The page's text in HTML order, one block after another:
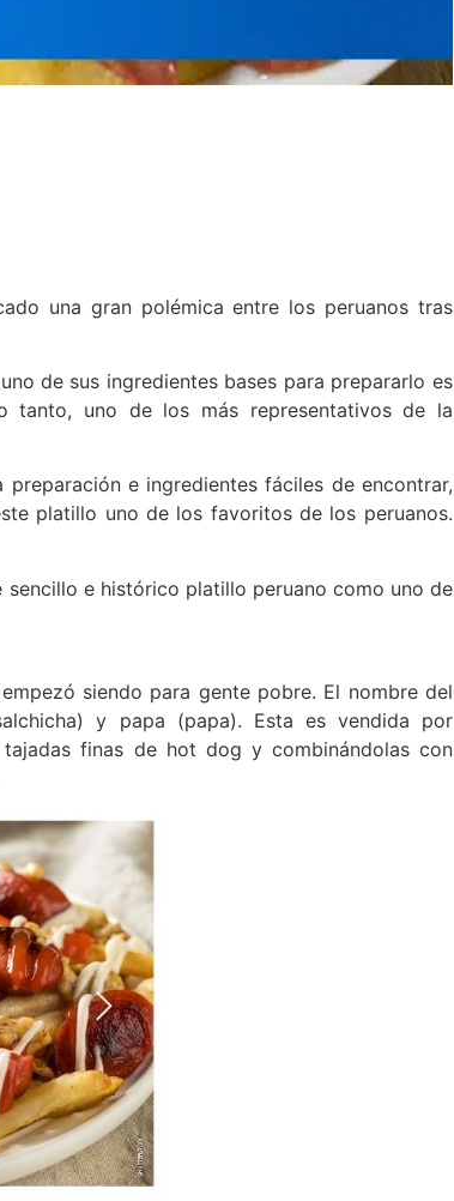
una gran polémica entre los peruanos tras
de sus ingredientes bases para prepararlo es
uno de los más representativos de la
e ingredientes fáciles de encontrar,
platillo uno de los favoritos de los peruanos.
e histórico platillo peruano como uno de
siendo para gente pobre. El nombre del
y papa (papa). Esta es vendida por
finas de hot dog y combinándolas con